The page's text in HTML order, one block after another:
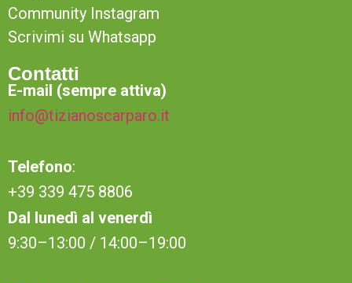
Community Instagram
Scrivimi su Whatsapp
Contatti
E-mail (sempre attiva)
info@tizianoscarparo.it
Telefono:
+39 339 475 8806
Dal lunedì al venerdì
9:30–13:00 / 14:00–19:00